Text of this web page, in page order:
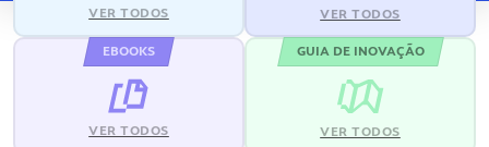
VER TODOS VER TODOS
EBOOKS
VER TODOS
GUIA DE INOVAÇÃO
VER TODOS